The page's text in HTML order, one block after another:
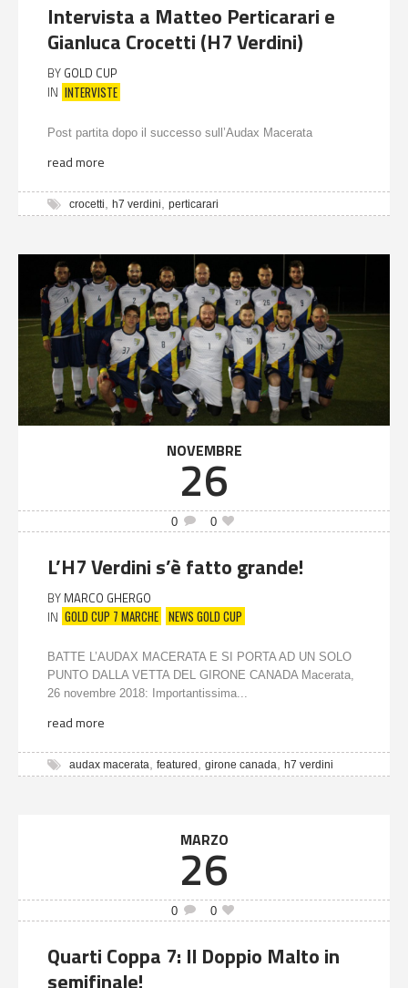
Intervista a Matteo Perticarari e
Gianluca Crocetti (H7 Verdini)
BY GOLD CUP
IN INTERVISTE
Post partita dopo il successo sull’Audax Macerata
read more
crocetti h7 verdini perticarari
NOVEMBRE
26
0 0
L’H7 Verdini s’è fatto grande!
BY MARCO GHERGO
IN GOLD CUP 7 MARCHE NEWS GOLD CUP
BATTE L’AUDAX MACERATA E SI PORTA AD UN SOLO
PUNTO DALLA VETTA DEL GIRONE CANADA Macerata,
26 novembre 2018: Importantissima...
read more
audax macerata featured girone canada h7 verdini
MARZO
26
0 0
Quarti Coppa 7: Il Doppio Malto in
semifinale!